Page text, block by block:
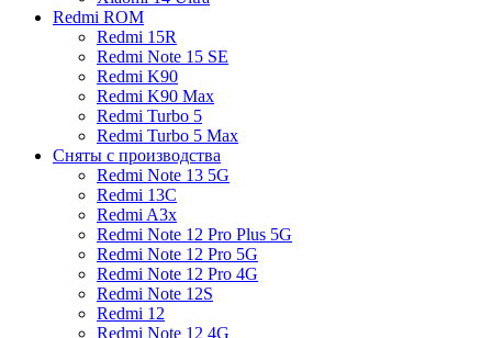
Redmi ROM
Redmi 15R
Redmi Note 15 SE
Redmi K90
Redmi K90 Max
Redmi Turbo 5
Redmi Turbo 5 Max
Сняты с производства
Redmi Note 13 5G
Redmi 13C
Redmi A3x
Redmi Note 12 Pro Plus 5G
Redmi Note 12 Pro 5G
Redmi Note 12 Pro 4G
Redmi Note 12S
Redmi 12
Redmi Note 12 4G